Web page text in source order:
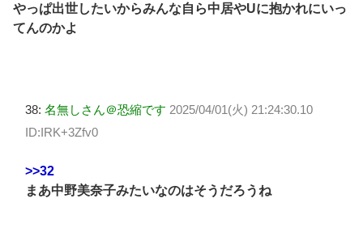
やっぱ出世したいからみんな自ら中居やUに抱かれにいっ
てんのかよ
38: 名無しさん＠恐縮です 2025/04/01(火) 21:24:30.10
ID:IRK+3Zfv0
>>32
まあ中野美奈子みたいなのはそうだろうね